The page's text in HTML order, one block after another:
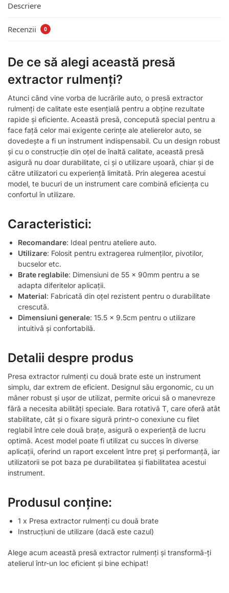
Descriere
Recenzii 0
De ce să alegi această presă
extractor rulmenți?
Atunci când vine vorba de lucrările auto, o presă extractor
rulmenți de calitate este esențială pentru a obține rezultate
rapide și eficiente. Această presă, concepută special pentru a
face față celor mai exigente cerințe ale atelierelor auto, se
dovedește a fi un instrument indispensabil. Cu un design robust
și cu o construcție din oțel de înaltă calitate, această presă
asigură nu doar durabilitate, ci și o utilizare ușoară, chiar și de
către utilizatori cu experiență limitată. Prin alegerea acestui
model, te bucuri de un instrument care combină eficiența cu
confortul în utilizare.
Caracteristici:
Recomandare: Ideal pentru ateliere auto.
Utilizare: Folosit pentru extragerea rulmenților, pivotilor,
bucselor etc.
Brate reglabile: Dimensiuni de 55 x 90mm pentru a se
adapta diferitelor aplicații.
Material: Fabricată din oțel rezistent pentru o durabilitate
crescută.
Dimensiuni generale: 15.5 x 9.5cm pentru o utilizare
intuitivă și confortabilă.
Detalii despre produs
Presa extractor rulmenți cu două brate este un instrument
simplu, dar extrem de eficient. Designul său ergonomic, cu un
mâner robust și ușor de utilizat, permite oricui să o manevreze
fără a necesita abilități speciale. Bara rotativă T, care oferă atât
stabilitate, cât și o fixare sigură printr-o conexiune cu filet
reglabil între cele două brațe, asigură o experiență de lucru
optimă. Acest model poate fi utilizat cu succes în diverse
aplicații, oferind un raport excelent între preț și performanță, iar
utilizatorii se pot baza pe durabilitatea și fiabilitatea acestui
instrument.
Produsul conține:
1 x Presa extractor rulmenți cu două brate
Instrucțiuni de utilizare (dacă este cazul)
Alege acum această presă extractor rulmenți și transformă-ți
atelierul într-un loc eficient și bine echipat!